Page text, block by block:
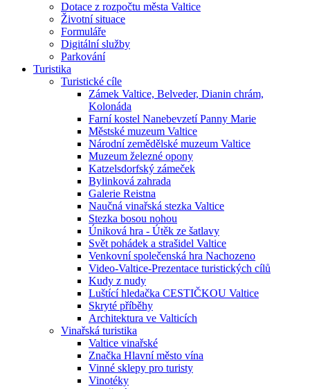
Dotace z rozpočtu města Valtice
Životní situace
Formuláře
Digitální služby
Parkování
Turistika
Turistické cíle
Zámek Valtice, Belveder, Dianin chrám,
Kolonáda
Farní kostel Nanebevzetí Panny Marie
Městské muzeum Valtice
Národní zemědělské muzeum Valtice
Muzeum železné opony
Katzelsdorfský zámeček
Bylinková zahrada
Galerie Reistna
Naučná vinařská stezka Valtice
Stezka bosou nohou
Úniková hra - Útěk ze šatlavy
Svět pohádek a strašidel Valtice
Venkovní společenská hra Nachozeno
Video-Valtice-Prezentace turistických cílů
Kudy z nudy
Luštící hledačka CESTIČKOU Valtice
Skryté příběhy
Architektura ve Valticích
Vinařská turistika
Valtice vinařské
Značka Hlavní město vína
Vinné sklepy pro turisty
Vinotéky